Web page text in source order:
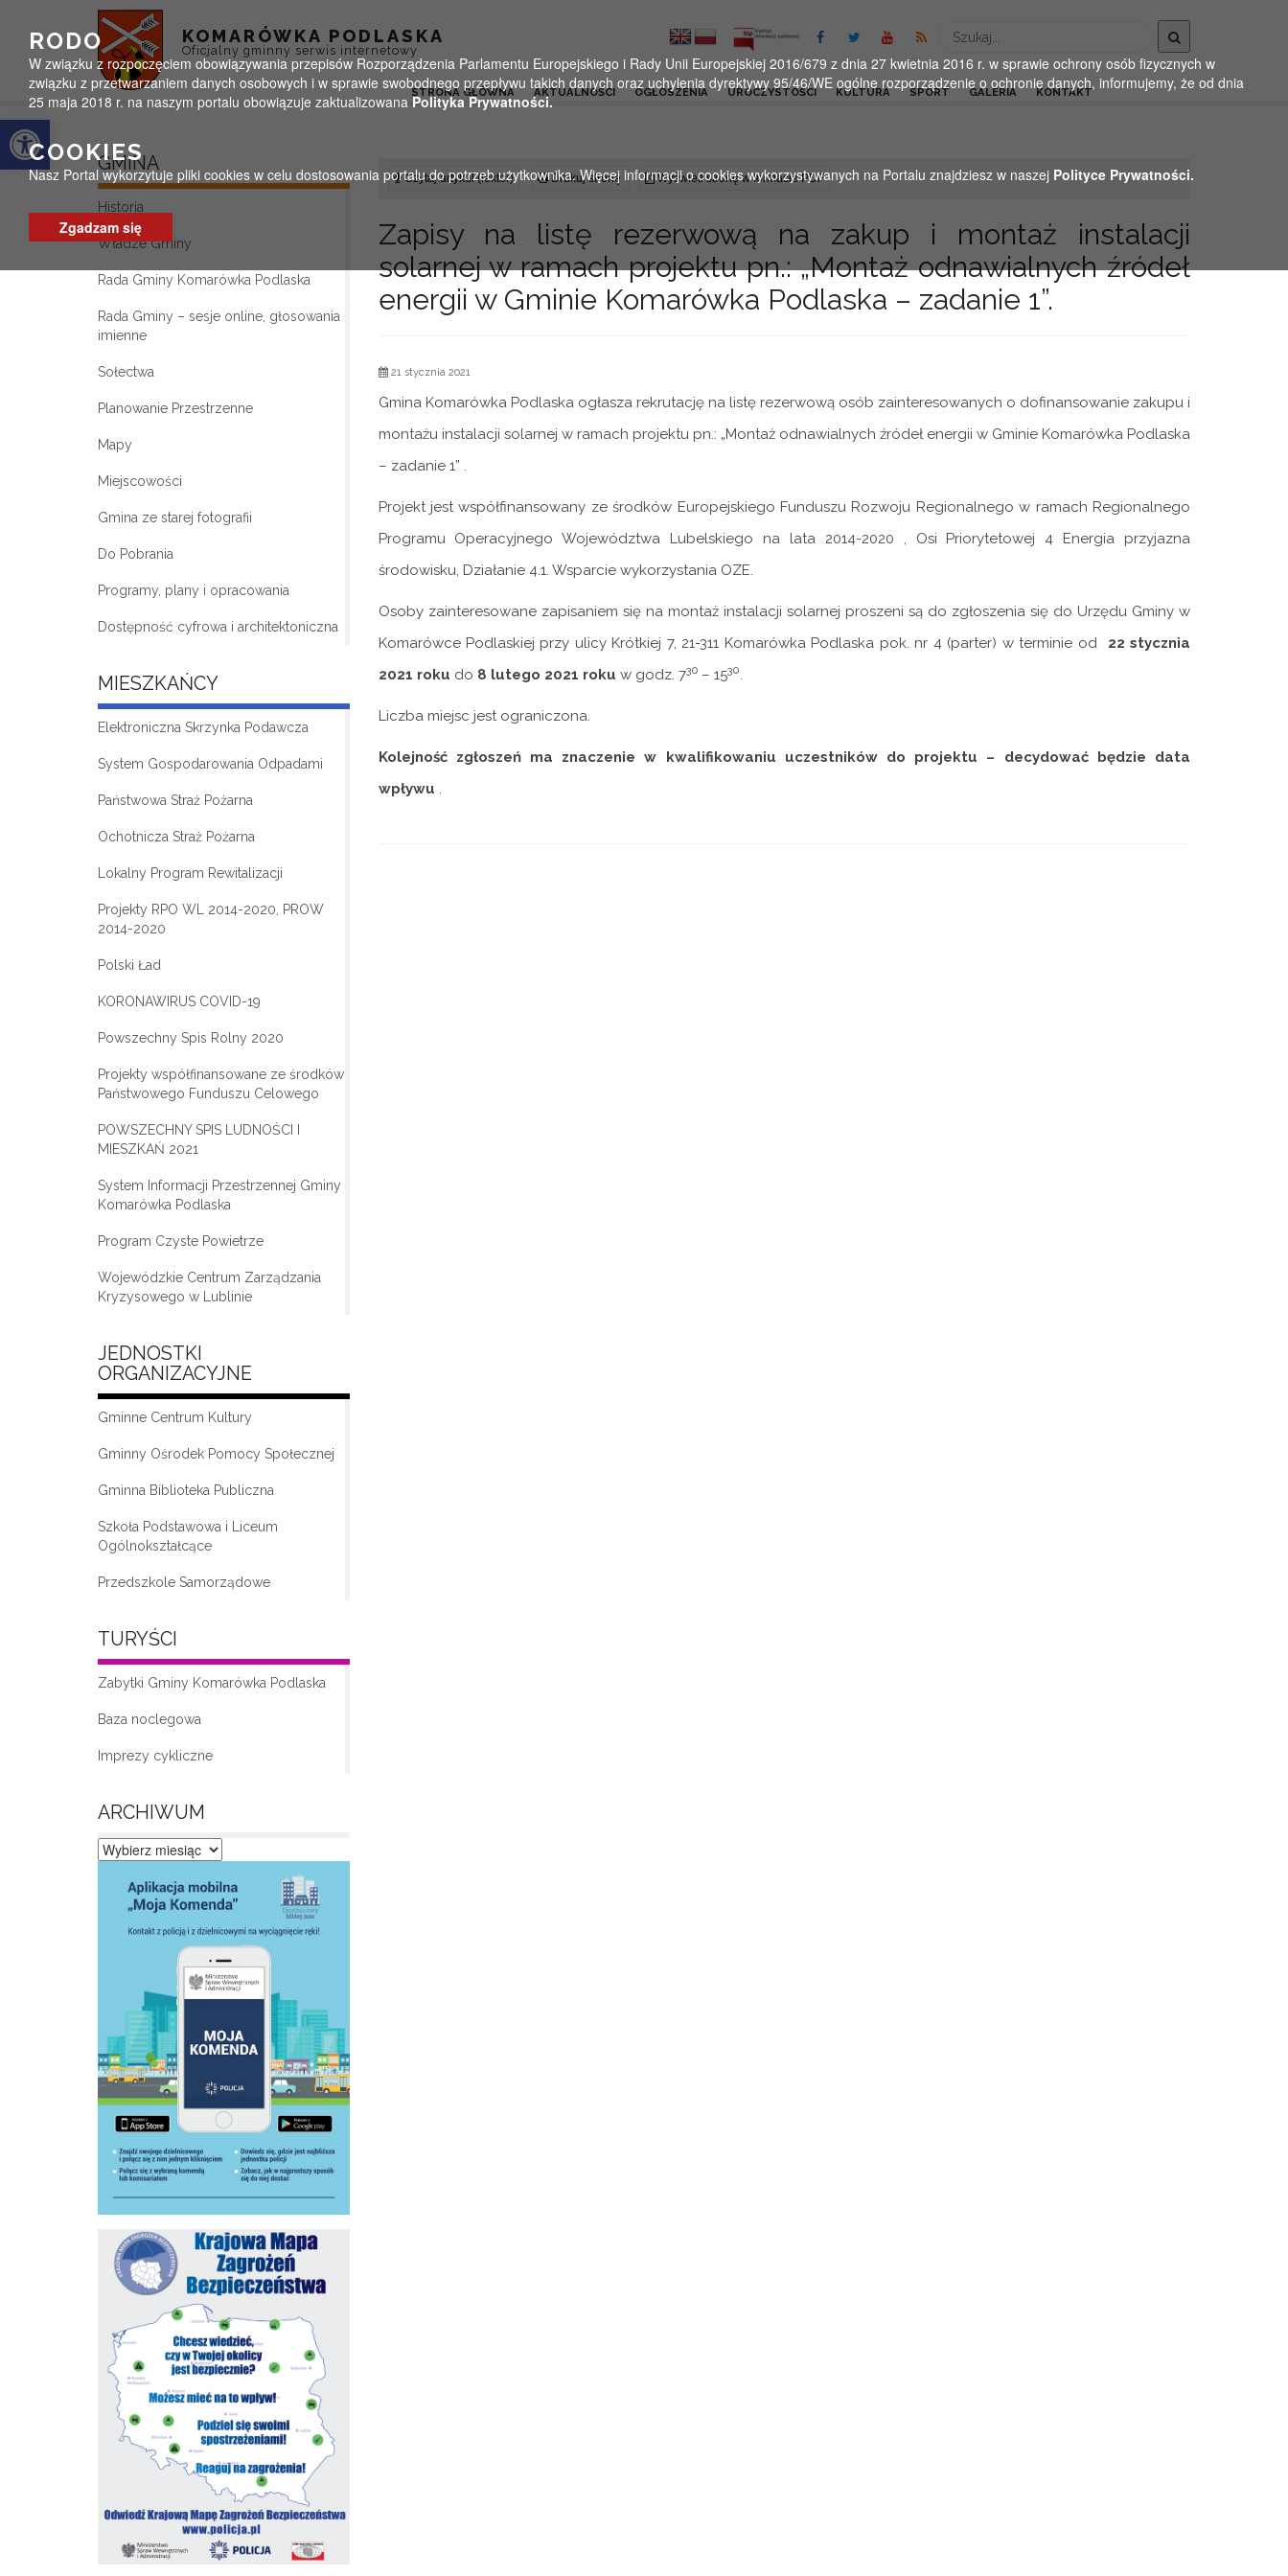
Otwórz pasek narzędzi
KOMARÓWKA PODLASKA
Oficjalny gminny serwis internetowy
Wyszukaj
STRONA GŁÓWNA AKTUALNOŚCI OGŁOSZENIA UROCZYSTOŚCI KULTURA SPORT GALERIA KONTAKT
GMINA
Historia
Władze Gminy
Rada Gminy Komarówka Podlaska
Rada Gminy – sesje online, głosowania
imienne
Sołectwa
Planowanie Przestrzenne
Mapy
Miejscowości
Gmina ze starej fotografii
Do Pobrania
Programy, plany i opracowania
Dostępność cyfrowa i architektoniczna
MIESZKAŃCY
Elektroniczna Skrzynka Podawcza
System Gospodarowania Odpadami
Państwowa Straż Pożarna
Ochotnicza Straż Pożarna
Lokalny Program Rewitalizacji
Projekty RPO WL 2014-2020, PROW
2014-2020
Polski Ład
KORONAWIRUS COVID-19
Powszechny Spis Rolny 2020
Projekty współfinansowane ze środków
Państwowego Funduszu Celowego
POWSZECHNY SPIS LUDNOŚCI I
MIESZKAŃ 2021
System Informacji Przestrzennej Gminy
Komarówka Podlaska
Program Czyste Powietrze
Wojewódzkie Centrum Zarządzania
Kryzysowego w Lublinie
JEDNOSTKI
ORGANIZACYJNE
Gminne Centrum Kultury
Gminny Ośrodek Pomocy Społecznej
„Moda na seniora – klub seniora w
Gminna Biblioteka Publiczna
Szkoła Podstawowa i Liceum
Ogólnokształcące
Przedszkole Samorządowe
TURYŚCI
Zabytki Gminy Komarówka Podlaska
Baza noclegowa
Imprezy cykliczne
ARCHIWUM
Archiwum
Czytaj artykuł (lektor) Drukuj stronę Wyświetl stronę w formacie PDF
Zapisy na listę rezerwową na zakup i montaż instalacji
solarnej w ramach projektu pn.: „Montaż odnawialnych źródeł
energii w Gminie Komarówka Podlaska – zadanie 1”.
21 stycznia 2021
Gmina Komarówka Podlaska ogłasza rekrutację na listę rezerwową osób zainteresowanych o dofinansowanie zakupu i
montażu instalacji solarnej w ramach projektu pn.: „Montaż odnawialnych źródeł energii w Gminie Komarówka Podlaska
– zadanie 1” .
Projekt jest współfinansowany ze środków Europejskiego Funduszu Rozwoju Regionalnego w ramach Regionalnego
Programu Operacyjnego Województwa Lubelskiego na lata 2014-2020 , Osi Priorytetowej 4 Energia przyjazna
środowisku, Działanie 4.1. Wsparcie wykorzystania OZE.
Osoby zainteresowane zapisaniem się na montaż instalacji solarnej proszeni są do zgłoszenia się do Urzędu Gminy w
Komarówce Podlaskiej przy ulicy Krótkiej 7, 21-311 Komarówka Podlaska pok. nr 4 (parter) w terminie od 22 stycznia
2021 roku do 8 lutego 2021 roku w godz. 730 – 1530.
Liczba miejsc jest ograniczona.
Kolejność zgłoszeń ma znaczenie w kwalifikowaniu uczestników do projektu – decydować będzie data
wpływu .
RODO
W związku z rozpoczęciem obowiązywania przepisów Rozporządzenia Parlamentu Europejskiego i Rady Unii Europejskiej 2016/679 z dnia 27 kwietnia 2016 r. w sprawie ochrony osób fizycznych w
związku z przetwarzaniem danych osobowych i w sprawie swobodnego przepływu takich danych oraz uchylenia dyrektywy 95/46/WE ogólne rozporządzenie o ochronie danych, informujemy, że od dnia
25 maja 2018 r. na naszym portalu obowiązuje zaktualizowana Polityka Prywatności.
COOKIES
Nasz Portal wykorzytuje pliki cookies w celu dostosowania portalu do potrzeb użytkownika. Więcej informacji o cookies wykorzystywanych na Portalu znajdziesz w naszej Polityce Prywatności.
Zgadzam się